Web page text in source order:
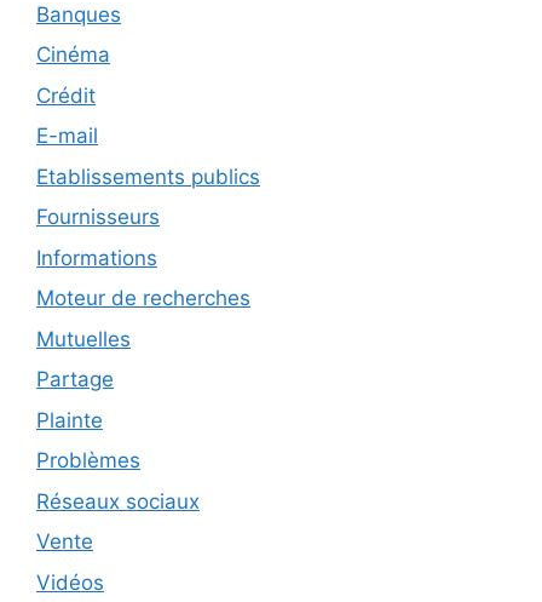
Banques
Cinéma
Crédit
E-mail
Etablissements publics
Fournisseurs
Informations
Moteur de recherches
Mutuelles
Partage
Plainte
Problèmes
Réseaux sociaux
Vente
Vidéos